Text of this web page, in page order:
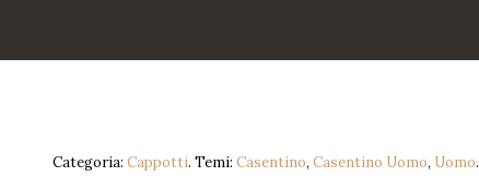
Categoria: Cappotti. Temi: Casentino, Casentino Uomo, Uomo.